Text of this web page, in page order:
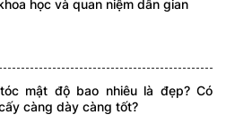
học và quan niệm dân gian
mật độ bao nhiêu là đẹp? Có
càng dày càng tốt?